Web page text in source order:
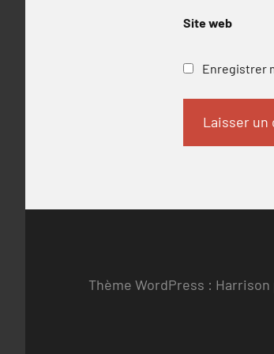
Site web
Enregistrer
Thème WordPress : Harrison